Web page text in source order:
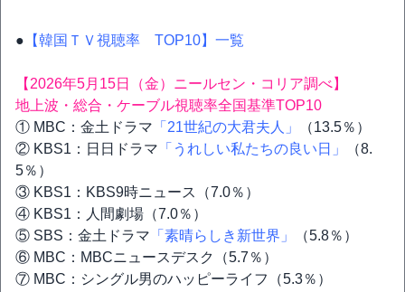
● 【韓国ＴＶ視聴率 TOP10】一覧
【2026年5月15日（金）ニールセン・コリア調べ】
地上波・総合・ケーブル視聴率全国基準TOP10
① MBC：金土ドラマ 「21世紀の大君夫人」
（13.5％）
② KBS1：日日ドラマ 「うれしい私たちの良い日」
（8.
5％）
③ KBS1：KBS9時ニュース（7.0％）
④ KBS1：人間劇場（7.0％）
⑤ SBS：金土ドラマ 「素晴らしき新世界」
（5.8％）
⑥ MBC：MBCニュースデスク（5.7％）
⑦ MBC：シングル男のハッピーライフ（5.3％）